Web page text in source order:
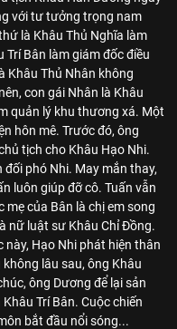
với tư tưởng trọng nam
là Khâu Thủ Nghĩa làm
Bân làm giám đốc điều
Khâu Thủ Nhân không
con gái Nhân là Khâu
quản lý khu thương xá. Một
hôn mê. Trước đó, ông
tịch cho Khâu Hạo Nhi.
phó Nhi. May mắn thay,
luôn giúp đỡ cô. Tuấn vẫn
mẹ của Bân là chị em song
nữ luật sư Khâu Chỉ Đồng.
này, Hạo Nhi phát hiện thân
lâu sau, ông Khâu
ông Dương để lại sản
Trí Bân. Cuộc chiến
bắt đầu nổi sóng...